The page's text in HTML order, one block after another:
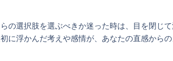
の選択肢を選ぶべきか迷った時は、目を閉じ
に浮かんだ考えや感情が、あなたの直感から